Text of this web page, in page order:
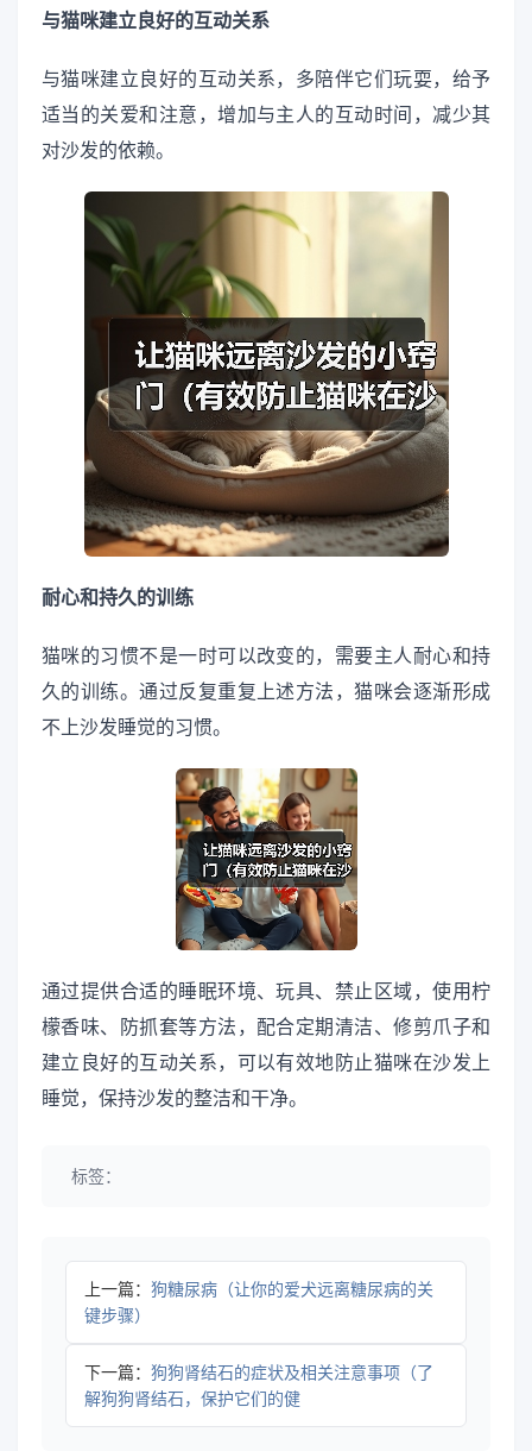
与猫咪建立良好的互动关系
与猫咪建立良好的互动关系，多陪伴它们玩耍，给予
适当的关爱和注意，增加与主人的互动时间，减少其
对沙发的依赖。
耐心和持久的训练
猫咪的习惯不是一时可以改变的，需要主人耐心和持
久的训练。通过反复重复上述方法，猫咪会逐渐形成
不上沙发睡觉的习惯。
通过提供合适的睡眠环境、玩具、禁止区域，使用柠
檬香味、防抓套等方法，配合定期清洁、修剪爪子和
建立良好的互动关系，可以有效地防止猫咪在沙发上
睡觉，保持沙发的整洁和干净。
标签：
上一篇： 狗糖尿病（让你的爱犬远离糖尿病的关
键步骤）
下一篇： 狗狗肾结石的症状及相关注意事项（了
解狗狗肾结石，保护它们的健